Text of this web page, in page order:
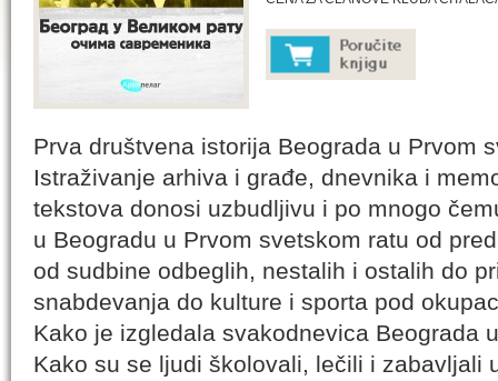
Prva društvena istorija Beograda u Prvom
Istraživanje arhiva i građe, dnevnika i
tekstova donosi uzbudljivu i po mnogo
u Beogradu u Prvom svetskom ratu od
od sudbine odbeglih, nestalih i ostalih do
snabdevanja do kulture i sporta pod
Kako je izgledala svakodnevica Beograda
Kako su se ljudi školovali, lečili i zabavljali